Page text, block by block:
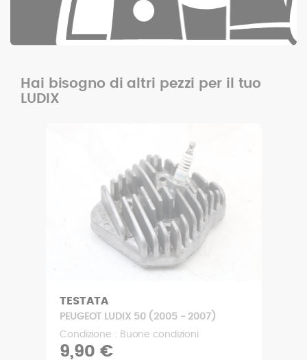
Hai bisogno di altri pezzi per il tuo
LUDIX
TESTATA
PEUGEOT LUDIX 50 (2005 - 2007)
Condizione : Buone condizioni
9,90 €